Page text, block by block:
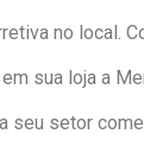
no local.
sua loja a
seu setor